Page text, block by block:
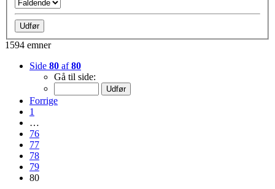
1594 emner
Side 80 af80
Gå til side:
Forrige
1
…
76
77
78
79
80